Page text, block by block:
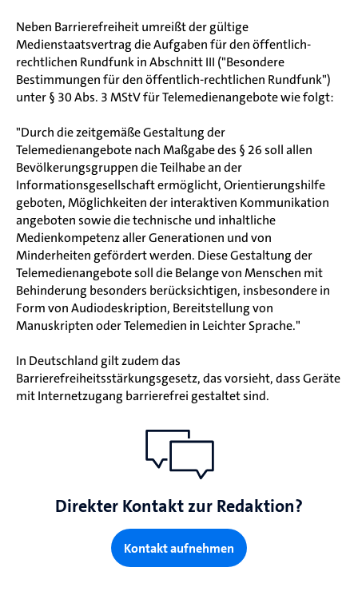
Neben Barrierefreiheit umreißt der gültige
Medienstaatsvertrag die Aufgaben für den öffentlich-
rechtlichen Rundfunk in Abschnitt III ("Besondere
Bestimmungen für den öffentlich-rechtlichen Rundfunk")
unter § 30 Abs. 3 MStVfür Telemedienangebote wie folgt:
"Durch die zeitgemäße Gestaltung der
Telemedienangebote nach Maßgabe des § 26 soll allen
Bevölkerungsgruppen die Teilhabe an der
Informationsgesellschaft ermöglicht, Orientierungshilfe
geboten, Möglichkeiten der interaktiven Kommunikation
angeboten sowie die technische und inhaltliche
Medienkompetenz aller Generationen und von
Minderheiten gefördert werden. Diese Gestaltung der
Telemedienangebote soll die Belange von Menschen mit
Behinderung besonders berücksichtigen, insbesondere in
Form von Audiodeskription, Bereitstellung von
Manuskripten oder Telemedien in Leichter Sprache."
In Deutschland gilt zudem das
Barrierefreiheitsstärkungsgesetz, das vorsieht, dass Geräte
mit Internetzugang barrierefrei gestaltet sind.
Direkter Kontakt zur Redaktion?
Kontakt aufnehmen